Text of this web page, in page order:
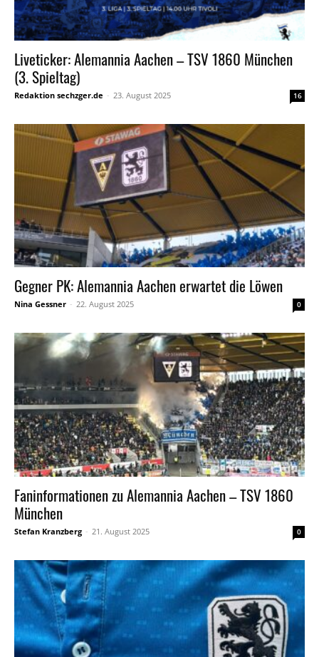
Liveticker: Alemannia Aachen – TSV 1860 München
(3. Spieltag)
Redaktion sechzger.de - 23. August 2025 16
Gegner PK: Alemannia Aachen erwartet die Löwen
Nina Gessner - 22. August 2025 0
Faninformationen zu Alemannia Aachen – TSV 1860
München
Stefan Kranzberg - 21. August 2025 0